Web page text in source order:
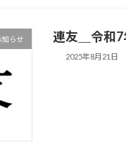
知らせ 連友＿令和
2025年8月21日